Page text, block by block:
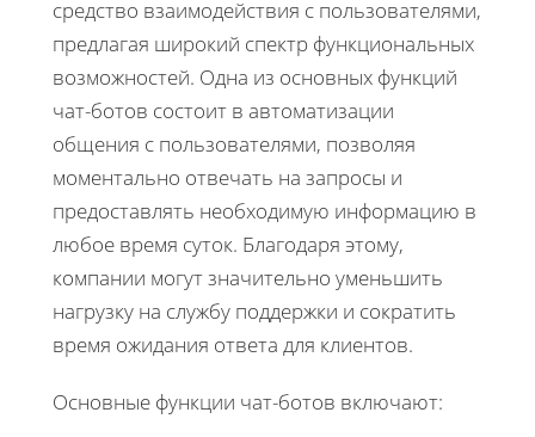
средство взаимодействия с пользователями,
предлагая широкий спектр функциональных
возможностей. Одна из основных функций
чат-ботов состоит в автоматизации
общения с пользователями, позволяя
моментально отвечать на запросы и
предоставлять необходимую информацию в
любое время суток. Благодаря этому,
компании могут значительно уменьшить
нагрузку на службу поддержки и сократить
время ожидания ответа для клиентов.
Основные функции чат-ботов включают: